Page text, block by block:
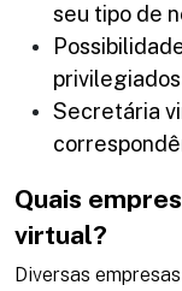
seu tipo de
Secretária
Quais
virtual?
Diversas